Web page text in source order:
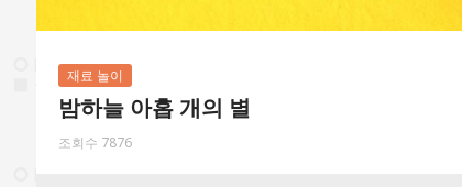
재료 놀이
밤하늘 아홉 개의 별
조회수 7876